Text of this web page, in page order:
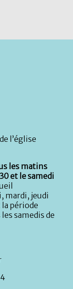
l’église
les matins
et le samedi
mardi, jeudi
la période
samedis de